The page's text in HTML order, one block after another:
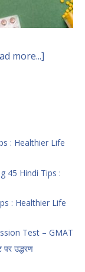
more...]
: Healthier Life
45 Hindi Tips :
: Healthier Life
Test – GMAT
उद्धरण